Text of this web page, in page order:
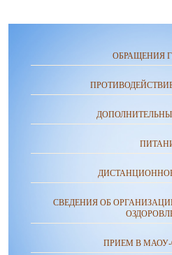
ОБРАЩЕНИЯ
СВЕДЕНИЯ ОБ
ПРИЕМ В